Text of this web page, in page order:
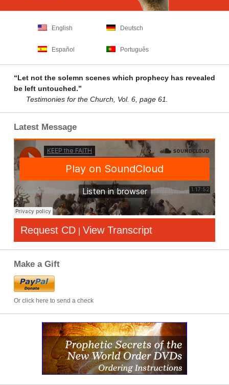
English Deutsch
Español Português
“Let not the solemn scenes which prophecy has revealed
be left untouched.”
Testimonies for the Church, Vol. 6, page 61.
Latest Message
Request CD | View Transcript
Make a Gift
Or click here to send a check